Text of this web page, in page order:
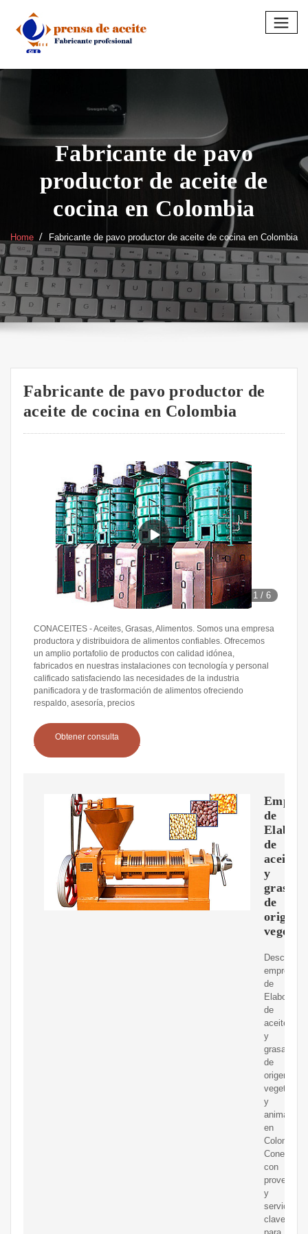
content
Fabricante de pavo
productor de aceite de
cocina en Colombia
Home Fabricante de pavo productor de aceite de cocina en Colombia
Fabricante de pavo productor de
aceite de cocina en Colombia
1 /6
CONACEITES - Aceites, Grasas, Alimentos. Somos una empresa
productora y distribuidora de alimentos confiables. Ofrecemos
un amplio portafolio de productos con calidad idónea,
fabricados en nuestras instalaciones con tecnología y personal
calificado satisfaciendo las necesidades de la industria
panificadora y de trasformación de alimentos ofreciendo
respaldo, asesoría, precios
Obtener consulta
de
de
aceites
y
grasas
de
origen
vegetal
Descubre
empresas
de
de
aceites
y
grasas
de
origen
vegetal
y
animal
en
Colombia.
Conecta
con
y
servicios
clave